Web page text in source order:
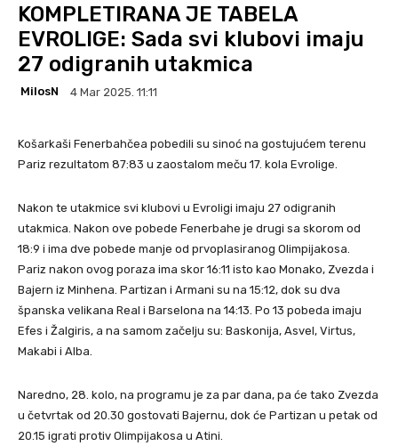
KOMPLETIRANA JE TABELA
EVROLIGE: Sada svi klubovi imaju
27 odigranih utakmica
MilosN 4 Mar 2025. 11:11
Košarkaši Fenerbahčea pobedili su sinoć na gostujućem terenu
Pariz rezultatom 87:83 u zaostalom meču 17. kola Evrolige.
Nakon te utakmice svi klubovi u Evroligi imaju 27 odigranih
utakmica. Nakon ove pobede Fenerbahe je drugi sa skorom od
18:9 i ima dve pobede manje od prvoplasiranog Olimpijakosa.
Pariz nakon ovog poraza ima skor 16:11 isto kao Monako, Zvezda i
Bajern iz Minhena. Partizan i Armani su na 15:12, dok su dva
španska velikana Real i Barselona na 14:13. Po 13 pobeda imaju
Efes i Žalgiris, a na samom začelju su: Baskonija, Asvel, Virtus,
Makabi i Alba.
Naredno, 28. kolo, na programu je za par dana, pa će tako Zvezda
u četvrtak od 20.30 gostovati Bajernu, dok će Partizan u petak od
20.15 igrati protiv Olimpijakosa u Atini.